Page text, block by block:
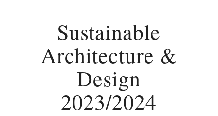
Sustainable
Architecture &
Design
2023/2024